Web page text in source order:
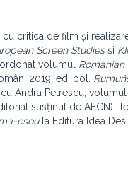
cu critica de film și
Screen Studiesși
volumul Romanian
2019; ed. pol.
Andra Petrescu, volumul
susținut de AFCN).
eseula Editura Idea